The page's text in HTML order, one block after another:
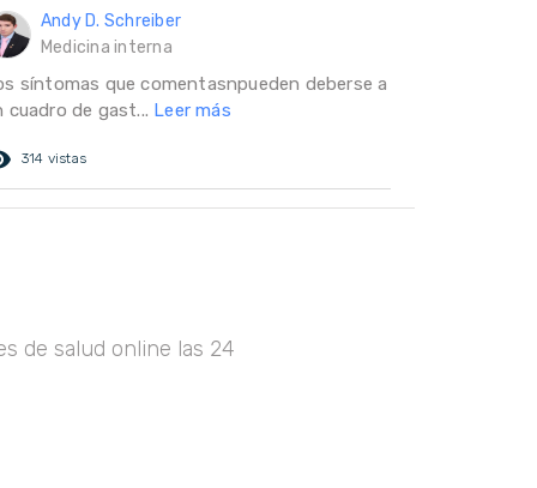
Andy D. Schreiber
Medicina interna
síntomas que comentasnpueden deberse a
cuadro de gast... Leer más
314 vistas
de salud online las 24